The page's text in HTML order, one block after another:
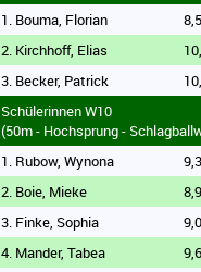
1. Bouma, Florian
2. Kirchhoff, Elias
3. Becker, Patrick
Schülerinnen W10
(50m - Hochsprung -
1. Rubow, Wynona
2. Boie, Mieke
3. Finke, Sophia
4. Mander, Tabea